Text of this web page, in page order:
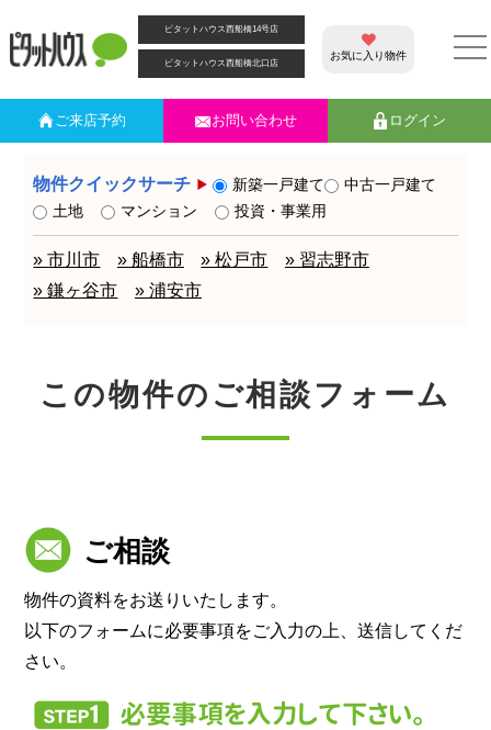
ピタットハウス西船橋14号店
ピタットハウス西船橋北口店
お気に入り物件
ご来店予約 お問い合わせ ログイン
物件クイックサーチ 新築一戸建て
中古一戸建て
土地
マンション 投資・事業用
» 市川市 » 船橋市 » 松戸市
» 習志野市
» 鎌ヶ谷市
» 浦安市
この物件のご相談フォーム
ご相談
物件の資料をお送りいたします。
以下のフォームに必要事項をご入力の上、送信してくだ
さい。